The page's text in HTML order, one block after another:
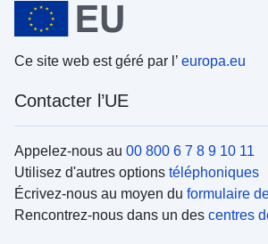
Ce site web est géré par l’ europa.eu
Contacter l’UE
Appelez-nous au 00 800 6 7 8 9 10 11
Utilisez d'autres options téléphoniques
Écrivez-nous au moyen du formulaire
Rencontrez-nous dans un des centres